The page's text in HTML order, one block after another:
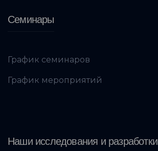
Семинары
График семинаров
График мероприятий
Наши исследования и разработки